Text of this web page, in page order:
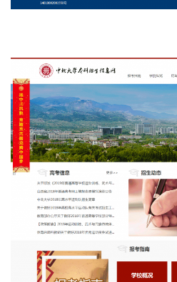
教
程
设
计
登录